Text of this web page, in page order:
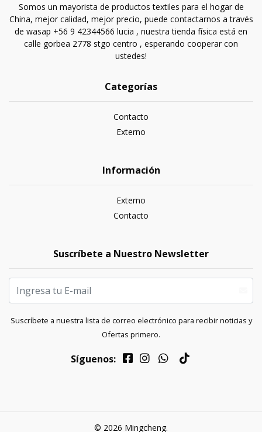
Somos un mayorista de productos textiles para el hogar de
China, mejor calidad, mejor precio, puede contactarnos a través
de wasap +56 9 42344566 lucia , nuestra tienda física está en
calle gorbea 2778 stgo centro , esperando cooperar con
ustedes!
Categorías
Contacto
Externo
Información
Externo
Contacto
Suscríbete a Nuestro Newsletter
Suscríbete a nuestra lista de correo electrónico para recibir noticias y
Ofertas primero.
Síguenos:
© 2026 Mingcheng.